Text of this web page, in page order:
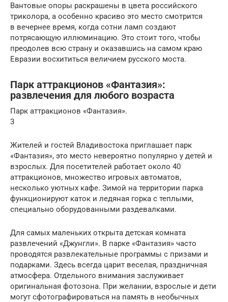
Вантовые опоры раскрашены в цвета российского
триколора, а особенно красиво это место смотрится
в вечернее время, когда сотни ламп создают
потрясающую иллюминацию. Это стоит того, чтобы
преодолев всю страну и оказавшись на самом краю
Евразии восхититься величием русского моста.
Парк аттракционов «Фантазия»:
развлечения для любого возраста
Парк аттракционов «Фантазия».
3
Жителей и гостей Владивостока приглашает парк
«Фантазия», это место невероятно популярно у детей и
взрослых. Для посетителей работает около 40
аттракционов, множество игровых автоматов,
несколько уютных кафе. Зимой на территории парка
функционируют каток и ледяная горка с теплыми,
специально оборудованными раздевалками.
Для самых маленьких открыта детская комната
развлечений «Джунгли». В парке «Фантазия» часто
проводятся развлекательные программы с призами и
подарками. Здесь всегда царит веселая, праздничная
атмосфера. Отдельного внимания заслуживает
оригинальная фотозона. При желании, взрослые и дети
могут сфотографироваться на память в необычных